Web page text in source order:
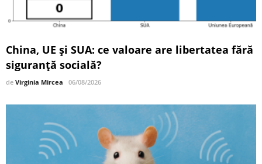
China, UE și SUA: ce valoare are libertatea fără
siguranță socială?
de Virginia Mircea 06/08/2026